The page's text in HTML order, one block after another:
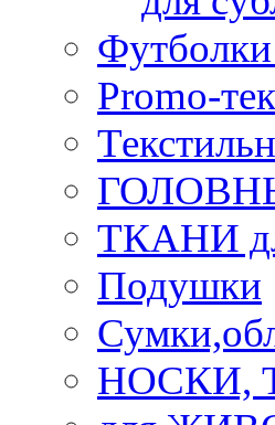
Promo-
ТКАНИ
Подушки
НОСКИ,